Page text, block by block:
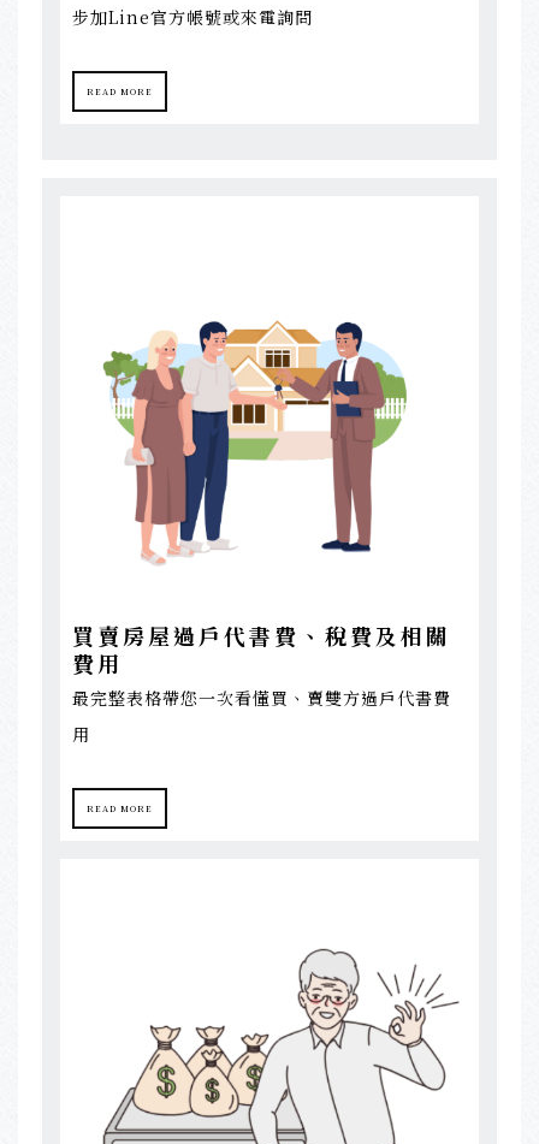
步加Line官方帳號或來電詢問
READ MORE
買賣房屋過戶代書費、稅費及相關
費用
最完整表格帶您一次看懂買、賣雙方過戶代書費
用
READ MORE